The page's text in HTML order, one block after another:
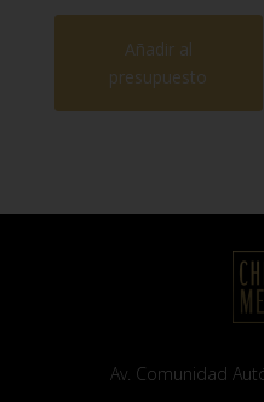
Añadir al
presupuesto
Av. Comunidad